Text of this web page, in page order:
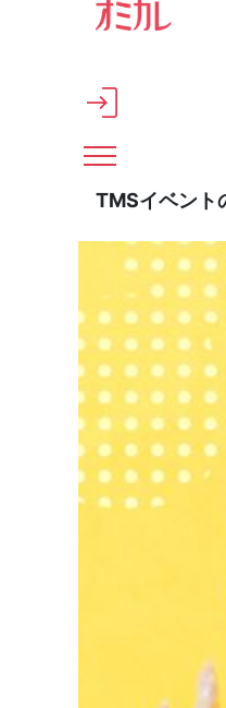
メインコンテンツへスキップ
TMSイベント